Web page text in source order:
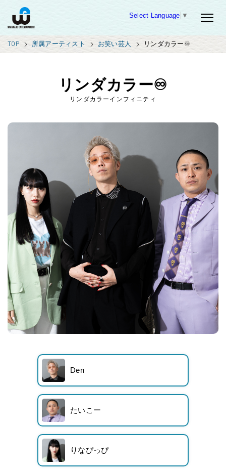
Select Language ▼
TOP 所属アーティスト お笑い芸人 リンダカラー♾️
リンダカラー♾️
リンダカラーインフィニティ
Den
たいこー
りなぴっぴ